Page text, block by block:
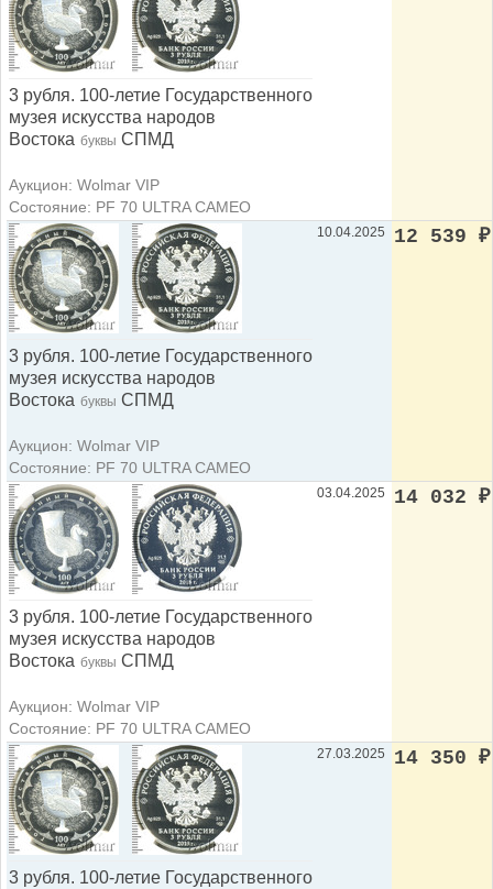
3 рубля. 100-летие Государственного
музея искусства народов
Востока буквы СПМД
Аукцион: Wolmar VIP
Состояние: PF 70 ULTRA CAMEO
3 рубля. 100-летие Государственного
музея искусства народов
Востока буквы СПМД
Аукцион: Wolmar VIP
Состояние: PF 70 ULTRA CAMEO
10.04.2025 12 539 ₽
3 рубля. 100-летие Государственного
музея искусства народов
Востока буквы СПМД
Аукцион: Wolmar VIP
Состояние: PF 70 ULTRA CAMEO
03.04.2025 14 032 ₽
3 рубля. 100-летие Государственного
27.03.2025 14 350 ₽